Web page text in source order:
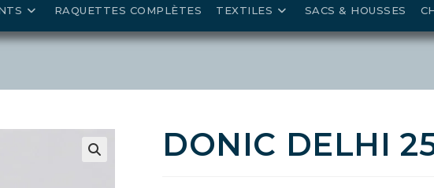
RAQUETTES COMPLÈTES TEXTILES SACS & HOUSSES
DONIC DELHI